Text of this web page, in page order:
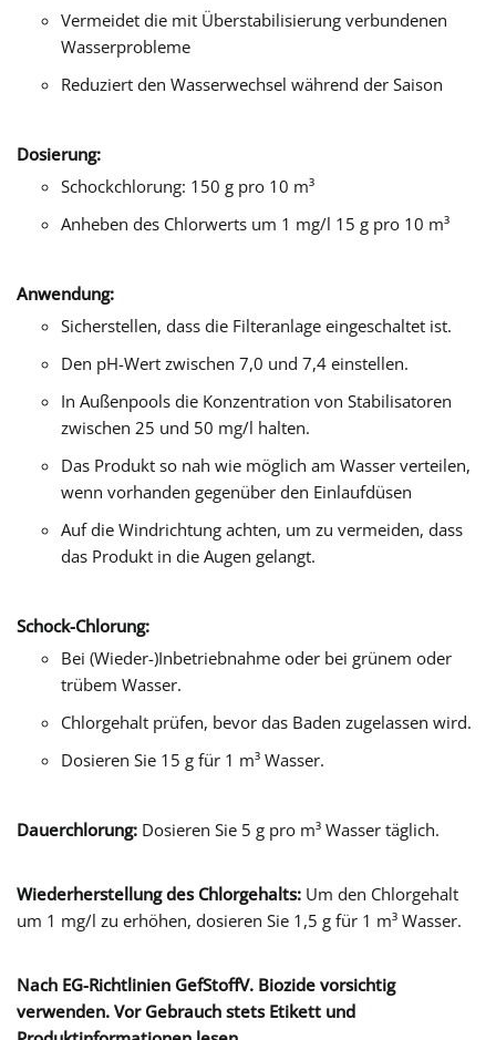
Vermeidet die mit Überstabilisierung verbundenen
Wasserprobleme
Reduziert den Wasserwechsel während der Saison
Dosierung:
Schockchlorung: 150 g pro 10 m³
Anheben des Chlorwerts um 1 mg/l 15 g pro 10 m³
Anwendung:
Sicherstellen, dass die Filteranlage eingeschaltet ist.
Den pH-Wert zwischen 7,0 und 7,4 einstellen.
In Außenpools die Konzentration von Stabilisatoren
zwischen 25 und 50 mg/l halten.
Das Produkt so nah wie möglich am Wasser verteilen,
wenn vorhanden gegenüber den Einlaufdüsen
Auf die Windrichtung achten, um zu vermeiden, dass
das Produkt in die Augen gelangt.
Schock-Chlorung:
Bei (Wieder-)Inbetriebnahme oder bei grünem oder
trübem Wasser.
Chlorgehalt prüfen, bevor das Baden zugelassen wird.
Dosieren Sie 15 g für 1 m³ Wasser.
Dauerchlorung: Dosieren Sie 5 g pro m³ Wasser täglich.
Wiederherstellung des Chlorgehalts: Um den Chlorgehalt
um 1 mg/l zu erhöhen, dosieren Sie 1,5 g für 1 m³ Wasser.
Nach EG-Richtlinien GefStoffV. Biozide vorsichtig
verwenden. Vor Gebrauch stets Etikett und